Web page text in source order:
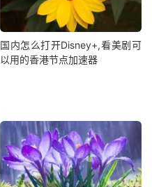
国内怎么打开Disney+,看美剧可
以用的香港节点加速器